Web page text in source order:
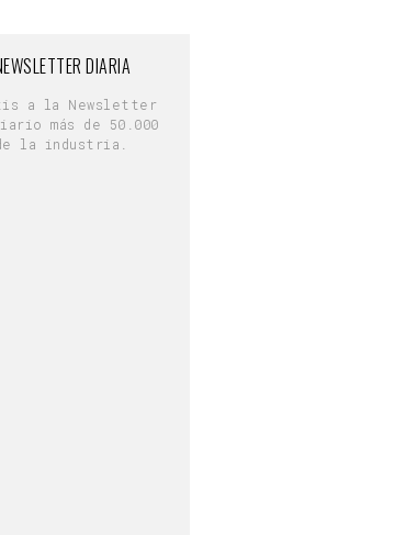
DIARIA
a la Newsletter
más de 50.000
la industria.